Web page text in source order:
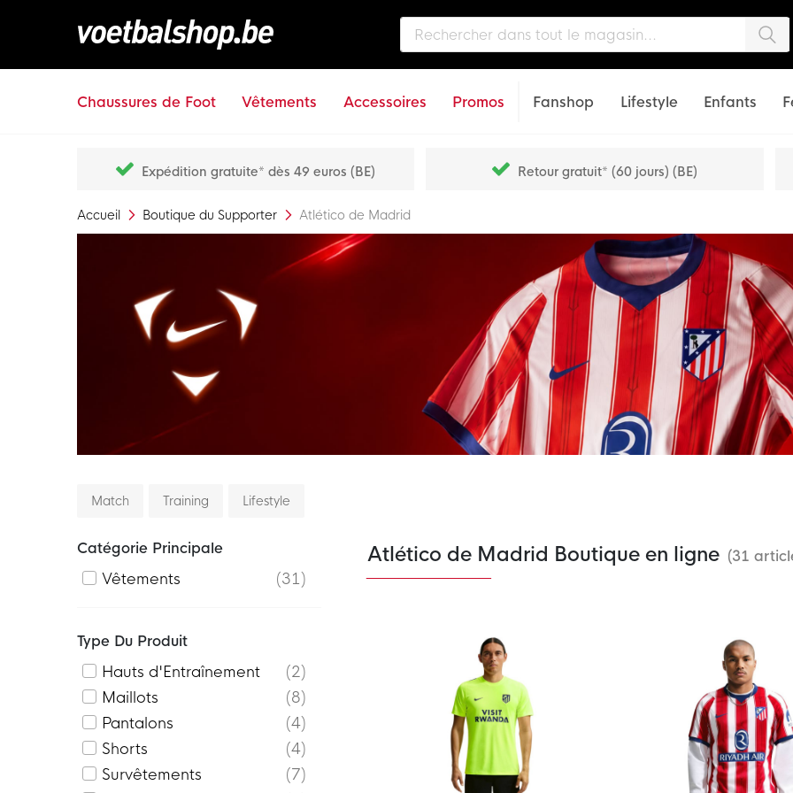
Chaussures de Foot Vêtements Accessoires Promos Fanshop Lifestyle Enfants
Expédition gratuite* dès 49 euros (BE) Retour gratuit* (60 jours) (BE)
Accueil Boutique du Supporter Atlético de Madrid
Match Training Lifestyle
Atlético de Madrid Boutique en ligne (31
Catégorie Principale
Vêtements
31
Type Du Produit
Hauts d'Entraînement
2
Maillots
8
Pantalons
4
Shorts
4
Survêtements
7